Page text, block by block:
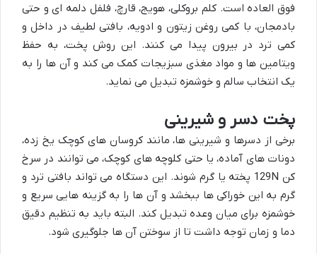
فوق العاده است. کلم بروکلی، هویج، قارچ، فلفل دلمه ای و حتی
بادمجان، با کمی روغن زیتون و ادویه، بافتی لطیف در داخل و
کمی ترد در بیرون پیدا می کنند. این روش پخت، به حفظ
ویتامین ها و مواد مغذی سبزیجات کمک می کند و آن ها را به
یک انتخاب سالم و خوشمزه تبدیل می نماید.
پخت دسر و شیرینی
برخی از دسرها و شیرینی ها، مانند کروسان های کوچک یخ زده،
دونات های آماده، یا حتی کلوچه های کوچک، می توانند در سرخ
کن 129N پخته یا گرم شوند. این دستگاه می تواند بافتی ترد و
گرم به این خوراکی ها ببخشد و آن ها را به گزینه هایی سریع و
خوشمزه برای میان وعده تبدیل کند. البته باید به تنظیم دقیق
دما و زمان توجه داشت تا از سوختن آن ها جلوگیری شود.